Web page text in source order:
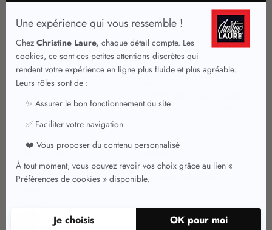
Vêtements pour femmes
Vêtements de qualité
Robes
Jupes chic
Jupes été
Chemisiers
T shirts manches courtes 3/4
Pulls et Gilets
Jeans
Pantalons
Tailleurs
Vestes chic
Manteaux Parkas
Nouvelle collection